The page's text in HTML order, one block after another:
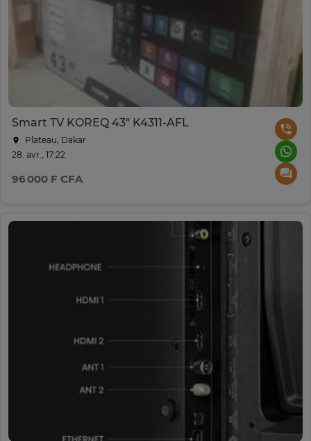
Smart TV KOREQ 43" K4311-AFL
Plateau, Dakar
28. avr., 17:22
96 000 F CFA